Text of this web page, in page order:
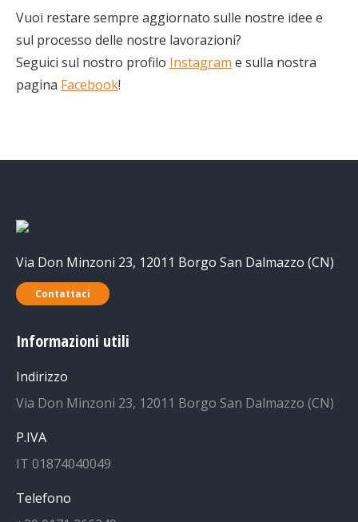
Vuoi restare sempre aggiornato sulle nostre idee e
sul processo delle nostre lavorazioni?
Seguici sul nostro profilo Instagram e sulla nostra
pagina Facebook!
Via Don Minzoni 23, 12011 Borgo San Dalmazzo (CN)
Contattaci
Informazioni utili
Indirizzo
Via Don Minzoni 23, 12011 Borgo San Dalmazzo (CN)
P.IVA
IT 01874040049
Telefono